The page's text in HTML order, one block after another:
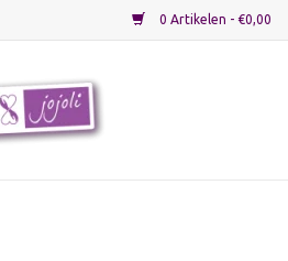
0 Artikelen - €0,00